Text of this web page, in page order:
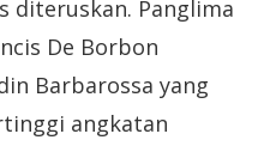
diteruskan. Panglima
De Borbon
Barbarossa yang
angkatan